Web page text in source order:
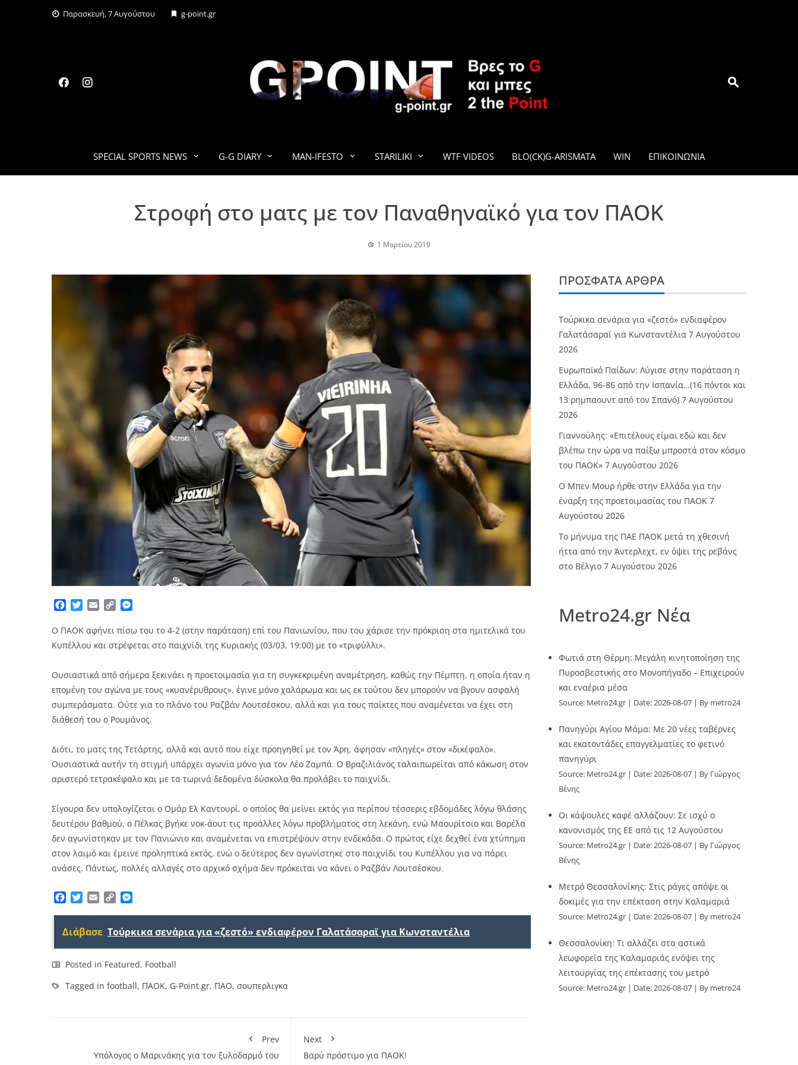
Παρασκευή, 7 Αυγούστου g-point.gr
G-POINT.GR
SPECIAL SPORTS NEWS G-G DIARY MAN-IFESTO STARILIKI WTF VIDEOS BLO(CK)G-ARISMATA WIN ΕΠΙΚΟΙΝΩΝΊΑ
Στροφή στο ματς με τον Παναθηναϊκό για τον ΠΑΟΚ
1 Μαρτίου 2019
Facebook
TwitterEmailCopy
Ο ΠΑΟΚ αφήνει πίσω του το 4-2 (στην παράταση) επί του Πανιωνίου, που του χάρισε την πρόκριση στα ημιτελικά του
Κυπέλλου και στρέφεται στο παιχνίδι της Κυριακής (03/03, 19:00) με το «τριφύλλι».
Ουσιαστικά από σήμερα ξεκινάει η προετοιμασία για τη συγκεκριμένη αναμέτρηση, καθώς την Πέμπτη, η οποία ήταν η
επομένη του αγώνα με τους «κυανέρυθρους», έγινε μόνο χαλάρωμα και ως εκ τούτου δεν μπορούν να βγουν ασφαλή
συμπεράσματα. Ούτε για το πλάνο του Ραζβάν Λουτσέσκου, αλλά και για τους παίκτες που αναμένεται να έχει στη
διάθεσή του ο Ρουμάνος.
Διότι, το ματς της Τετάρτης, αλλά και αυτό που είχε προηγηθεί με τον Άρη, άφησαν «πληγές» στον «δικέφαλο».
Ουσιαστικά αυτήν τη στιγμή υπάρχει αγωνία μόνο για τον Λέο Ζαμπά. Ο Βραζιλιάνος ταλαιπωρείται από κάκωση στον
αριστερό τετρακέφαλο και με τα τωρινά δεδομένα δύσκολα θα προλάβει το παιχνίδι.
Σίγουρα δεν υπολογίζεται ο Ομάρ Ελ Καντουρί, ο οποίος θα μείνει εκτός για περίπου τέσσερις εβδομάδες λόγω θλάσης
δευτέρου βαθμού, ο Πέλκας βγήκε νοκ-άουτ τις προάλλες λόγω προβλήματος στη λεκάνη, ενώ Μαουρίτσιο και Βαρέλα
δεν αγωνίστηκαν με τον Πανιώνιο και αναμένεται να επιστρέψουν στην ενδεκάδα. Ο πρώτος είχε δεχθεί ένα χτύπημα
στον λαιμό και έμεινε προληπτικά εκτός, ενώ ο δεύτερος δεν αγωνίστηκε στο παιχνίδι του Κυπέλλου για να πάρει
ανάσες. Πάντως, πολλές αλλαγές στο αρχικό σχήμα δεν πρόκειται να κάνει ο Ραζβάν Λουτσέσκου.
Facebook
TwitterEmailCopy
Διάβασε Τούρκικα σενάρια για «ζεστό» ενδιαφέρον Γαλατάσαραϊ για Κωνσταντέλια
Posted in Featured, Football
Tagged in football, ΠΑΟΚ, G-Point.gr, ΠΑΟ, σουπερλιγκα
Prev
Υπόλογος ο Μαρινάκης για τον ξυλοδαρμό του
Next
Bαρύ πρόστιμο για ΠΑΟΚ!
ΠΡΌΣΦΑΤΑ ΆΡΘΡΑ
Τούρκικα σενάρια για «ζεστό» ενδιαφέρον
Γαλατάσαραϊ για Κωνσταντέλια 7 Αυγούστου
2026
Ευρωπαϊκό Παίδων: Λύγισε στην παράταση η
Ελλάδα, 96-86 από την Ισπανία…(16 πόντοι και
13 ρημπαουντ από τον Σπανό) 7 Αυγούστου
2026
Γιαννούλης: «Επιτέλους είμαι εδώ και δεν
βλέπω την ώρα να παίξω μπροστά στον κόσμο
του ΠΑΟΚ» 7 Αυγούστου 2026
O Mπεν Μουρ ήρθε στην Ελλάδα για την
έναρξη της προετοιμασίας του ΠΑΟΚ 7
Αυγούστου 2026
Το μήνυμα της ΠΑΕ ΠΑΟΚ μετά τη χθεσινή
ήττα από την Άντερλεχτ, εν όψει της ρεβάνς
στο Βέλγιο 7 Αυγούστου 2026
Metro24.gr Νέα
Φωτιά στη Θέρμη: Μεγάλη κινητοποίηση της
Πυροσβεστικής στο Μονοπήγαδο – Επιχειρούν
και εναέρια μέσα
Source: Metro24.gr Date: 2026-08-07 By metro24
Πανηγύρι Αγίου Μάμα: Με 20 νέες ταβέρνες
και εκατοντάδες επαγγελματίες το φετινό
πανηγύρι
Source: Metro24.gr Date: 2026-08-07
By Γιώργος
Βένης
Οι κάψουλες καφέ αλλάζουν: Σε ισχύ ο
κανονισμός της ΕΕ από τις 12 Αυγούστου
Source: Metro24.gr Date: 2026-08-07
By Γιώργος
Βένης
Μετρό Θεσσαλονίκης: Στις ράγες απόψε οι
δοκιμές για την επέκταση στην Καλαμαριά
Source: Metro24.gr Date: 2026-08-07 By metro24
Θεσσαλονίκη: Τι αλλάζει στα αστικά
λεωφορεία της Καλαμαριάς ενόψει της
λειτουργίας της επέκτασης του μετρό
Source: Metro24.gr Date: 2026-08-07 By metro24